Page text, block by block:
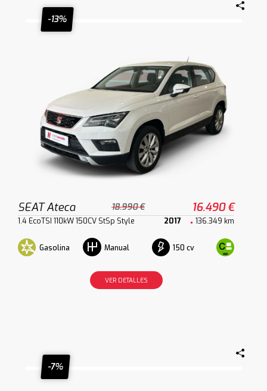
-13%
SEAT Ateca 18.990 € 16.490 €
1.4 EcoTSI 110kW 150CV StSp Style 2017 136.349 km
Gasolina Manual 150 cv
VER DETALLES
-7%